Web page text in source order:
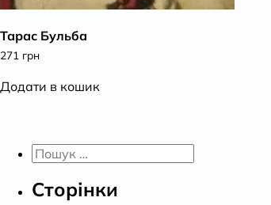
Тарас Бульба
271 грн
Додати в кошик
Пошук:
Сторінки